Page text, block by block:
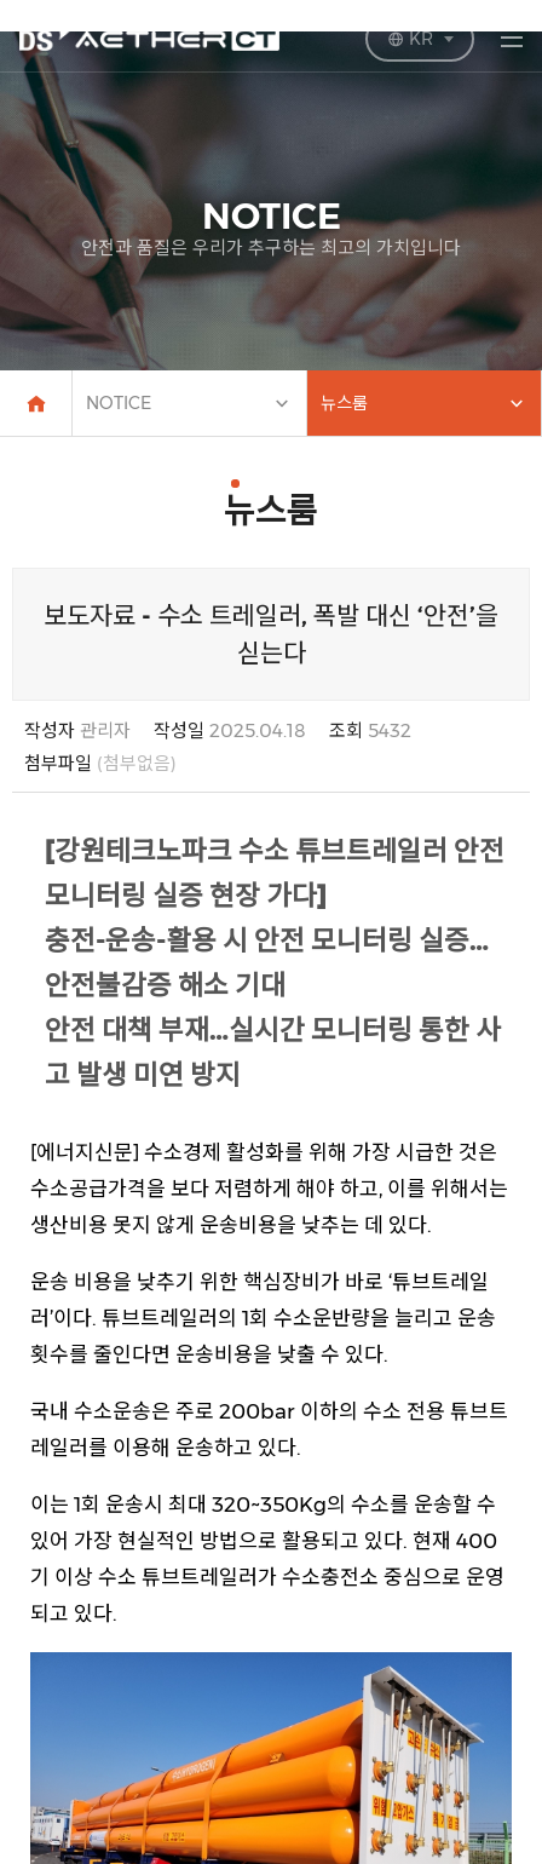
KR
NOTICE
안전과 품질은 우리가 추구하는 최고의 가치입니다
NOTICE 뉴스룸
뉴스룸
보도자료 - 수소 트레일러, 폭발 대신 ‘안전’을
싣는다
작성자 관리자 작성일 2025.04.18 조회 5432
첨부파일 (첨부없음)
[강원테크노파크 수소 튜브트레일러 안전
모니터링 실증 현장 가다]
충전-운송-활용 시 안전 모니터링 실증…
안전불감증 해소 기대
안전 대책 부재…실시간 모니터링 통한 사
고 발생 미연 방지
[에너지신문] 수소경제 활성화를 위해 가장 시급한 것은
수소공급가격을 보다 저렴하게 해야 하고, 이를 위해서는
생산비용 못지 않게 운송비용을 낮추는 데 있다.
운송 비용을 낮추기 위한 핵심장비가 바로 ‘튜브트레일
러’이다. 튜브트레일러의 1회 수소운반량을 늘리고 운송
횟수를 줄인다면 운송비용을 낮출 수 있다.
국내 수소운송은 주로 200bar 이하의 수소 전용 튜브트
레일러를 이용해 운송하고 있다.
이는 1회 운송시 최대 320~350Kg의 수소를 운송할 수
있어 가장 현실적인 방법으로 활용되고 있다. 현재 400
기 이상 수소 튜브트레일러가 수소충전소 중심으로 운영
되고 있다.